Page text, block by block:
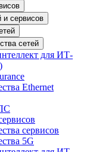
и сервисов
сетей
для ИТ-
Ethernet
сервисов
5G